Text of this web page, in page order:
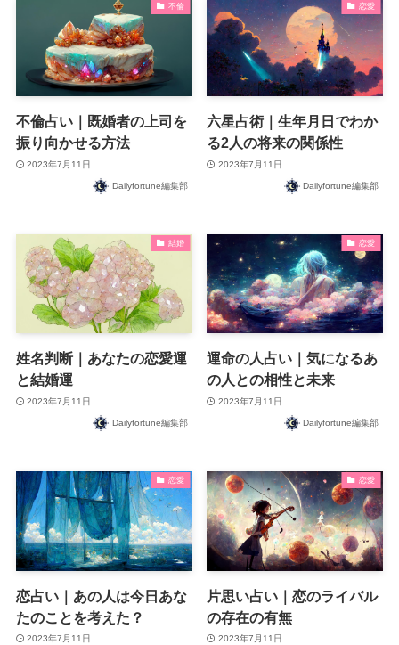
不倫
不倫占い｜既婚者の上司を
振り向かせる方法
2023年7月11日
Dailyfortune編集部
恋愛
六星占術｜生年月日でわか
る2人の将来の関係性
2023年7月11日
Dailyfortune編集部
結婚
姓名判断｜あなたの恋愛運
と結婚運
2023年7月11日
Dailyfortune編集部
恋愛
運命の人占い｜気になるあ
の人との相性と未来
2023年7月11日
Dailyfortune編集部
恋愛
恋占い｜あの人は今日あな
たのことを考えた？
2023年7月11日
恋愛
片思い占い｜恋のライバル
の存在の有無
2023年7月11日